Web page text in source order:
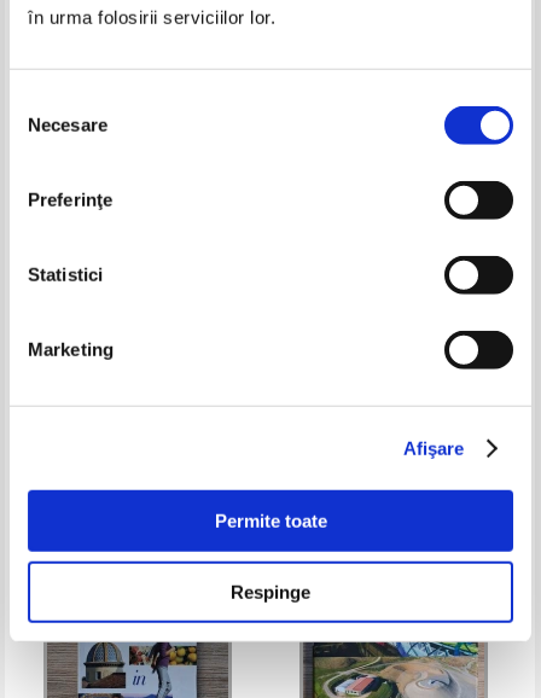
în urma folosirii serviciilor lor.
consimțământului
Necesare
Preferinţe
Statistici
Marketing
Afişare
Permite toate
Respinge
-35%